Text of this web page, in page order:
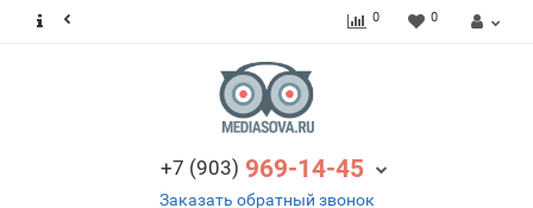
0 0
+7 (903) 969-14-45
Заказать обратный звонок